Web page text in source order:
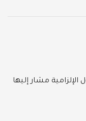
الإلزامية مشار إليها